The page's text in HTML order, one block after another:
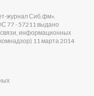
журнал Сиб.фм».
77 - 57211 выдано
информационных
11 марта 2014